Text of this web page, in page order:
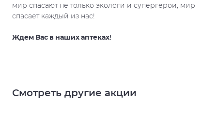
мир спасают не только экологи и супергерои, мир
спасает каждый из нас!
Ждем Вас в наших аптеках!
Смотреть другие акции